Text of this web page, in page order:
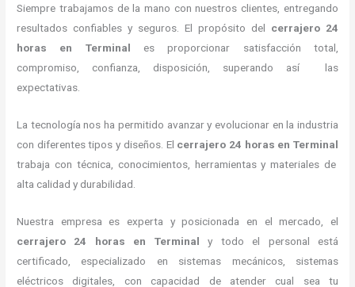
Siempre trabajamos de la mano con nuestros clientes, entregando
resultados confiables y seguros. El propósito del cerrajero 24
horas en Terminal es proporcionar satisfacción total,
compromiso, confianza, disposición, superando así las
expectativas.
La tecnología nos ha permitido avanzar y evolucionar en la industria
con diferentes tipos y diseños. El cerrajero 24 horas en Terminal
trabaja con técnica, conocimientos, herramientas y materiales de
alta calidad y durabilidad.
Nuestra empresa es experta y posicionada en el mercado, el
cerrajero 24 horas en Terminal y todo el personal está
certificado, especializado en sistemas mecánicos, sistemas
eléctricos digitales, con capacidad de atender cual sea tu